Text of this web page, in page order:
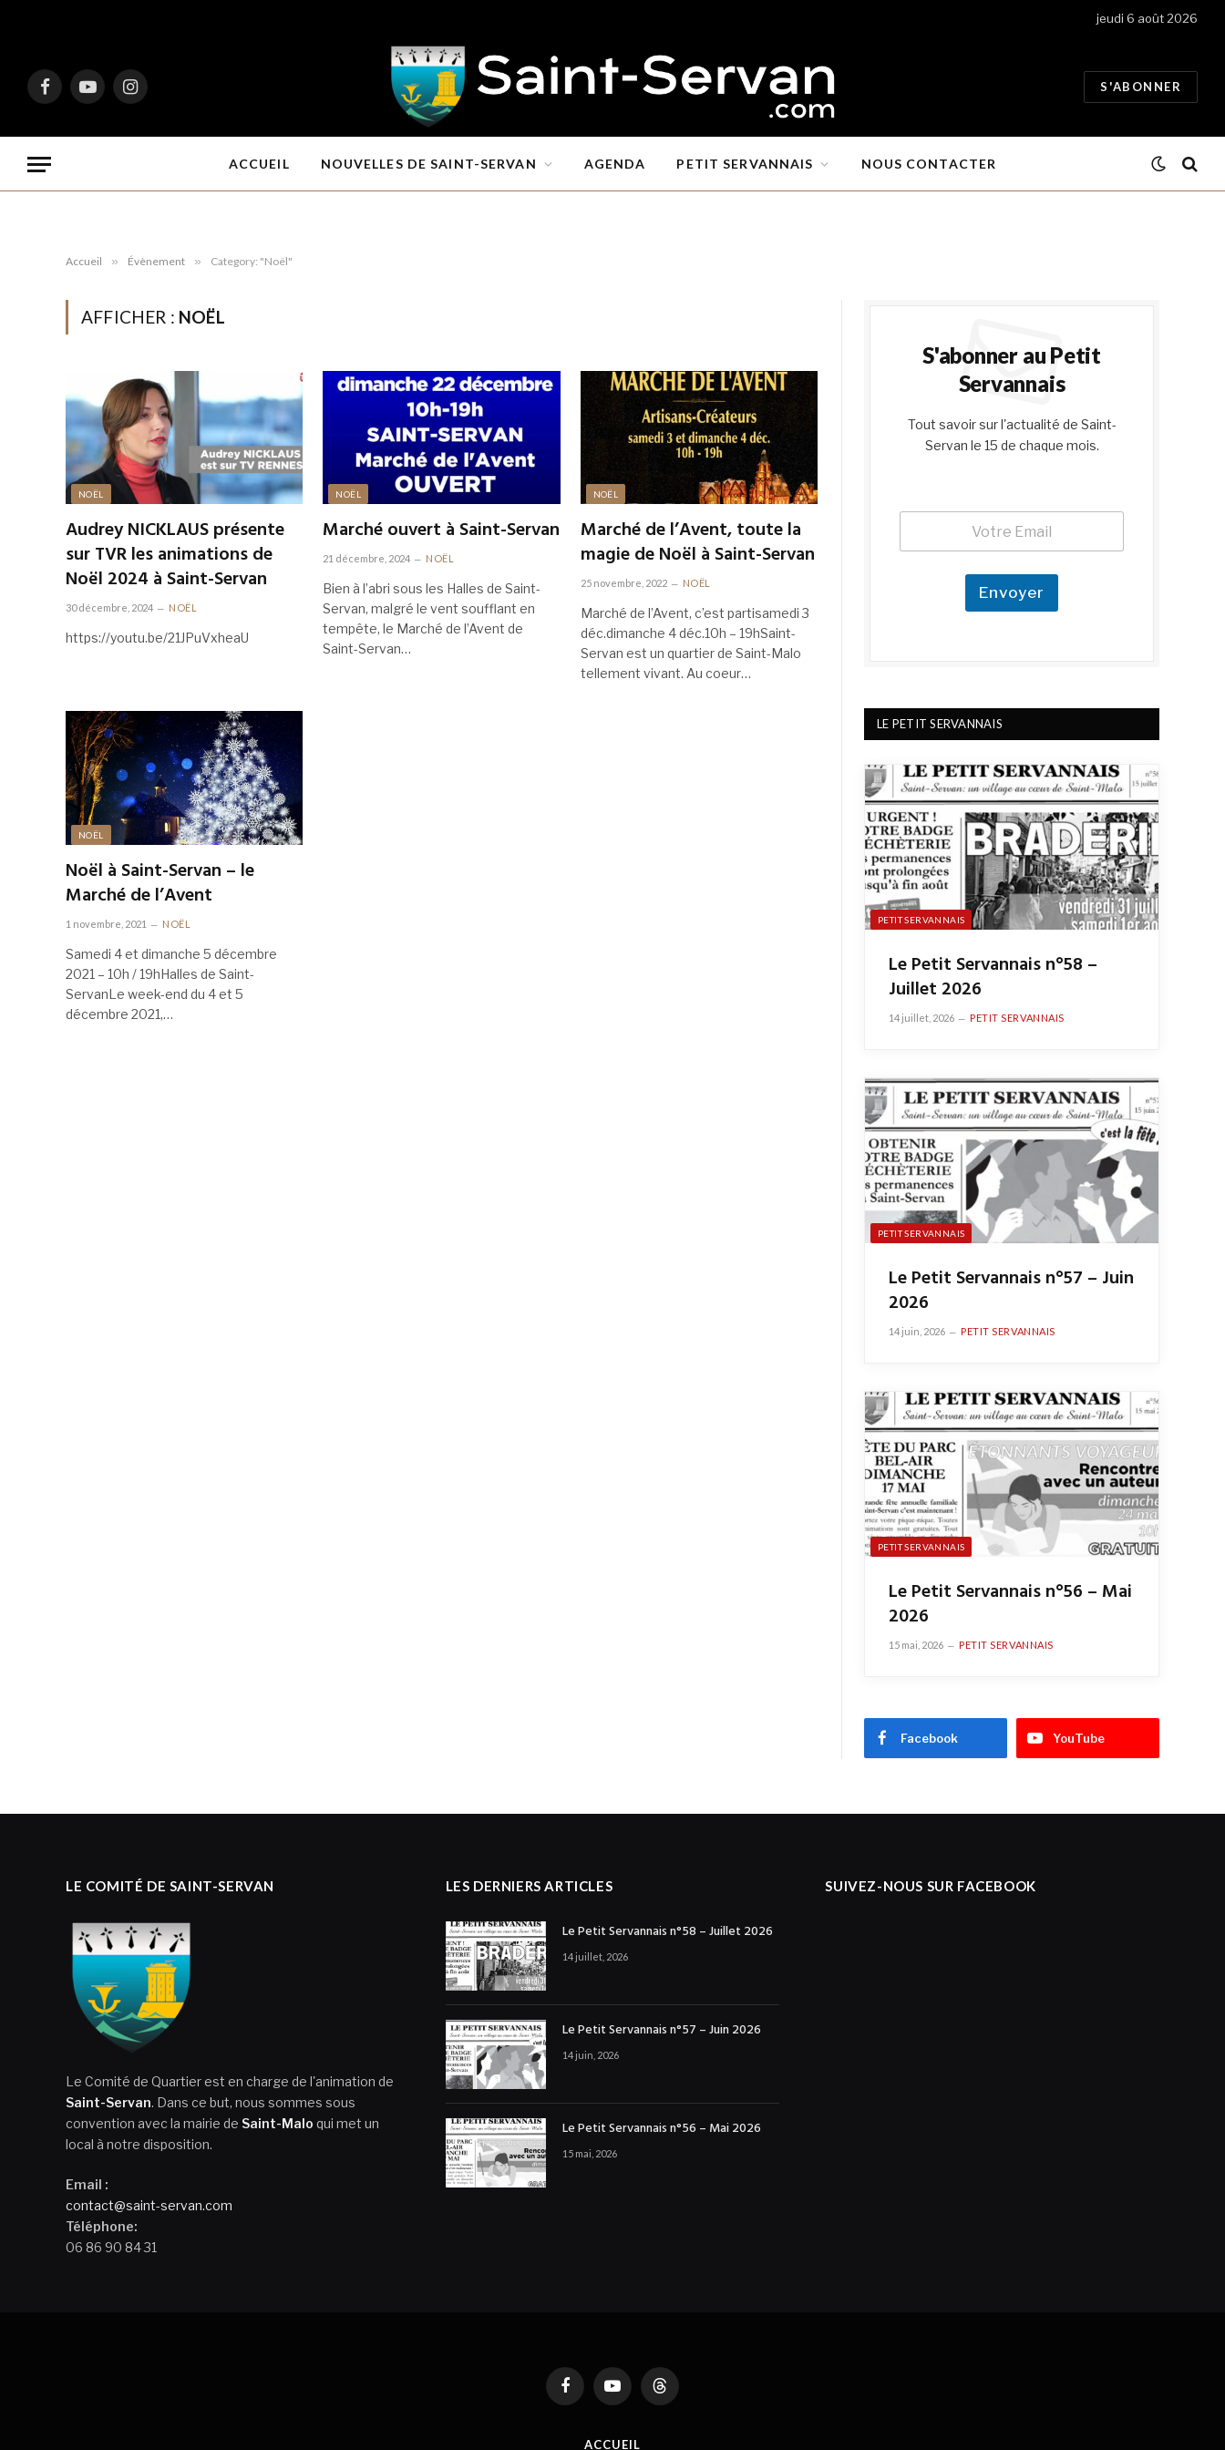
jeudi 6 août 2026
FacebookYouTubeInstagram
S'ABONNER
ACCUEIL NOUVELLES DE SAINT-SERVAN AGENDA PETIT SERVANNAIS NOUS CONTACTER
Accueil » Évènement » Category: "Noël"
AFFICHER : NOËL
NOËL
Audrey NICKLAUS présente
sur TVR les animations de
Noël 2024 à Saint-Servan
30 décembre, 2024 NOËL
https://youtu.be/21JPuVxheaU
NOËL
Marché ouvert à Saint-Servan
21 décembre, 2024 NOËL
Bien à l’abri sous les Halles de Saint-
Servan, malgré le vent soufflant en
tempête, le Marché de l’Avent de
Saint-Servan…
NOËL
Marché de l’Avent, toute la
magie de Noël à Saint-Servan
25 novembre, 2022 NOËL
Marché de l’Avent, c’est partisamedi 3
déc.dimanche 4 déc.10h – 19hSaint-
Servan est un quartier de Saint-Malo
tellement vivant. Au coeur…
NOËL
Noël à Saint-Servan – le
Marché de l’Avent
1 novembre, 2021 NOËL
Samedi 4 et dimanche 5 décembre
2021 – 10h / 19hHalles de Saint-
ServanLe week-end du 4 et 5
décembre 2021,…
S'abonner au Petit
Servannais
Tout savoir sur l'actualité de Saint-
Servan le 15 de chaque mois.
m
a
l
E
m
a
E
a
Envoyer
LE PETIT SERVANNAIS
PETIT SERVANNAIS
Le Petit Servannais n°58 –
Juillet 2026
14 juillet, 2026 PETIT SERVANNAIS
PETIT SERVANNAIS
Le Petit Servannais n°57 – Juin
2026
14 juin, 2026 PETIT SERVANNAIS
PETIT SERVANNAIS
Le Petit Servannais n°56 – Mai
2026
15 mai, 2026 PETIT SERVANNAIS
Facebook YouTube
LE COMITÉ DE SAINT-SERVAN
Le Comité de Quartier est en charge de l'animation de
Saint-Servan. Dans ce but, nous sommes sous
convention avec la mairie de Saint-Malo qui met un
local à notre disposition.
Email :
contact@saint-servan.com
Téléphone:
06 86 90 84 31
LES DERNIERS ARTICLES
Le Petit Servannais n°58 – Juillet 2026
14 juillet, 2026
Le Petit Servannais n°57 – Juin 2026
14 juin, 2026
Le Petit Servannais n°56 – Mai 2026
15 mai, 2026
SUIVEZ-NOUS SUR FACEBOOK
FacebookYouTubeThreads
ACCUEIL